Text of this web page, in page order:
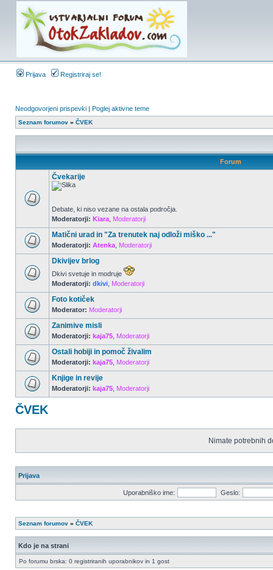
Prijava Registriraj se!
Neodgovorjeni prispevki | Poglej aktivne teme
Seznam forumov » ČVEK
Forum
Čvekarije
Debate, ki niso vezane na ostala področja.
Moderatorji: Kiara Moderatorji
Matični urad in "Za trenutek naj odloži miško ..."
Moderatorji: Atenka Moderatorji
Dkivijev brlog
Dkivi svetuje in modruje
Moderatorji: dkivi Moderatorji
Foto kotiček
Moderator: Moderatorji
Zanimive misli
Moderatorji: kaja75 Moderatorji
Ostali hobiji in pomoč živalim
Moderatorji: kaja75 Moderatorji
Knjige in revije
Moderatorji: kaja75 Moderatorji
ČVEK
Nimate potrebnih
Prijava
Uporabniško ime: Geslo:
Seznam forumov » ČVEK
Kdo je na strani
Po forumu brska: 0 registriranih uporabnikov in 1 gost